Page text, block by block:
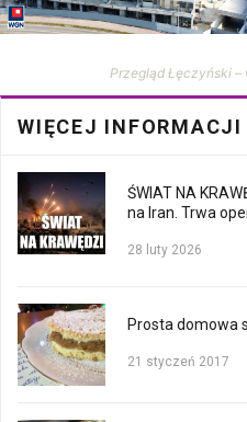
Przegląd Łęczyński
WIĘCEJ INFORMACJI
ŚWIAT NA
na Iran. Trwa
28 luty 2026
Prosta domowa
21 styczeń 2017